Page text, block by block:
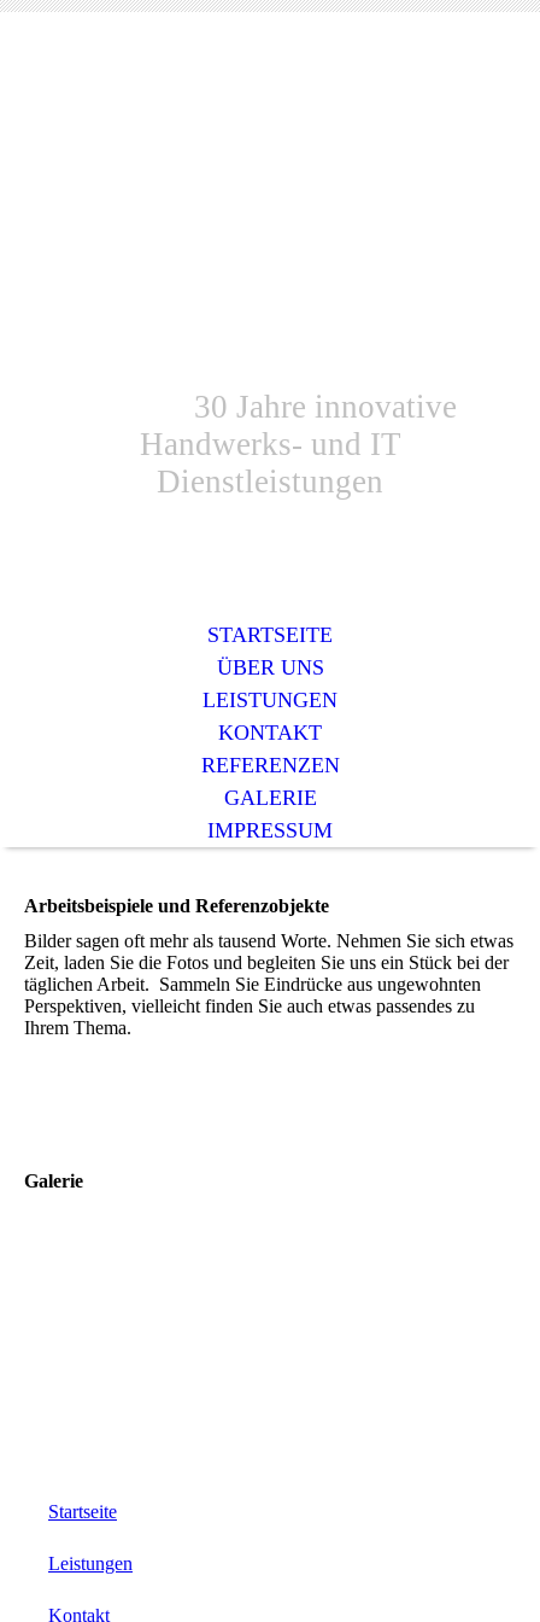
30 Jahre innovative
Handwerks- und IT
Dienstleistungen
STARTSEITE
ÜBER UNS
LEISTUNGEN
KONTAKT
REFERENZEN
GALERIE
IMPRESSUM
Arbeitsbeispiele und Referenzobjekte
Bilder sagen oft mehr als tausend Worte. Nehmen Sie sich etwas
Zeit, laden Sie die Fotos und begleiten Sie uns ein Stück bei der
täglichen Arbeit. Sammeln Sie Eindrücke aus ungewohnten
Perspektiven, vielleicht finden Sie auch etwas passendes zu
Ihrem Thema.
Galerie
Startseite
Leistungen
Kontakt